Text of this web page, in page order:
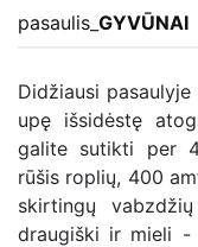
pasaulis GYVŪNAI
Didžiausi
upę išsidėstę
galite sutikti per
rūšis roplių, 400
skirtingų
draugiški ir mieli